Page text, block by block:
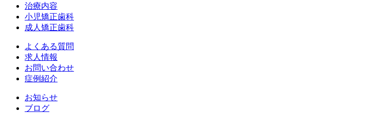
治療内容
小児矯正歯科
成人矯正歯科
よくある質問
求人情報
お問い合わせ
症例紹介
お知らせ
ブログ